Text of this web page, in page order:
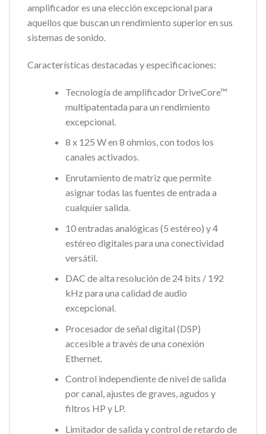
amplificador es una elección excepcional para
aquellos que buscan un rendimiento superior en sus
sistemas de sonido.
Características destacadas y especificaciones:
Tecnología de amplificador DriveCore™
multipatentada para un rendimiento
excepcional.
8 x 125 W en 8 ohmios, con todos los
canales activados.
Enrutamiento de matriz que permite
asignar todas las fuentes de entrada a
cualquier salida.
10 entradas analógicas (5 estéreo) y 4
estéreo digitales para una conectividad
versátil.
DAC de alta resolución de 24 bits / 192
kHz para una calidad de audio
excepcional.
Procesador de señal digital (DSP)
accesible a través de una conexión
Ethernet.
Control independiente de nivel de salida
por canal, ajustes de graves, agudos y
filtros HP y LP.
Limitador de salida y control de retardo de